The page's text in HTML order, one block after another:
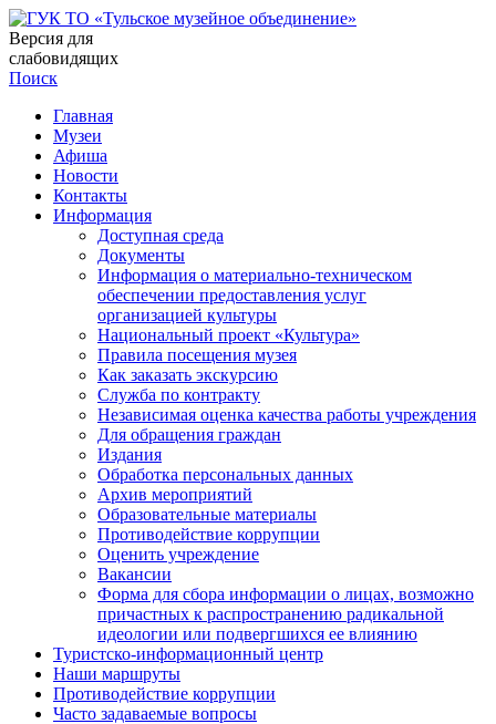
Версия для
слабовидящих
Поиск
Главная
Музеи
Афиша
Новости
Контакты
Информация
Доступная среда
Документы
Информация о материально-техническом
обеспечении предоставления услуг
организацией культуры
Национальный проект «Культура»
Правила посещения музея
Как заказать экскурсию
Служба по контракту
Независимая оценка качества работы учреждения
Для обращения граждан
Издания
Обработка персональных данных
Архив мероприятий
Образовательные материалы
Противодействие коррупции
Оценить учреждение
Вакансии
Форма для сбора информации о лицах, возможно
причастных к распространению радикальной
идеологии или подвергшихся ее влиянию
Туристско-информационный центр
Наши маршруты
Противодействие коррупции
Часто задаваемые вопросы